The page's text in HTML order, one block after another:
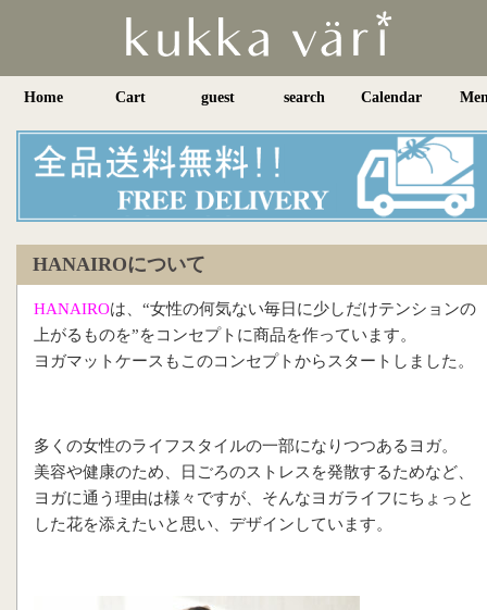
Home Cart guest search Calendar
HANAIROについて
HANAIROは、“女性の何気ない毎日に少しだけテンションの
上がるものを”をコンセプトに商品を作っています。
ヨガマットケースもこのコンセプトからスタートしました。
多くの女性のライフスタイルの一部になりつつあるヨガ。
美容や健康のため、日ごろのストレスを発散するためなど、
ヨガに通う理由は様々ですが、そんなヨガライフにちょっと
した花を添えたいと思い、デザインしています。